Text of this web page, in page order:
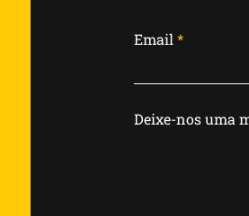
Email
Deixe-nos uma